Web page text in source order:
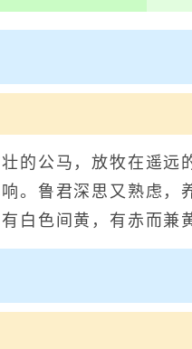
马，放牧在遥远的原
响。鲁君深思又熟虑
白色间黄，有赤而